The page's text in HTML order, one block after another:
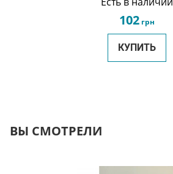
102 грн
КУПИТЬ
ВЫ СМОТРЕЛИ